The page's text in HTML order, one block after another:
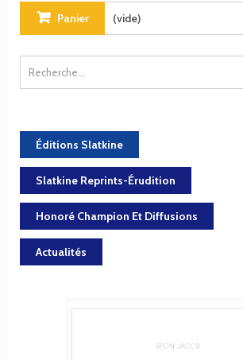
Panier (vide)
Éditions Slatkine
Slatkine Reprints-Érudition
Honoré Champion Et Diffusions
Actualités